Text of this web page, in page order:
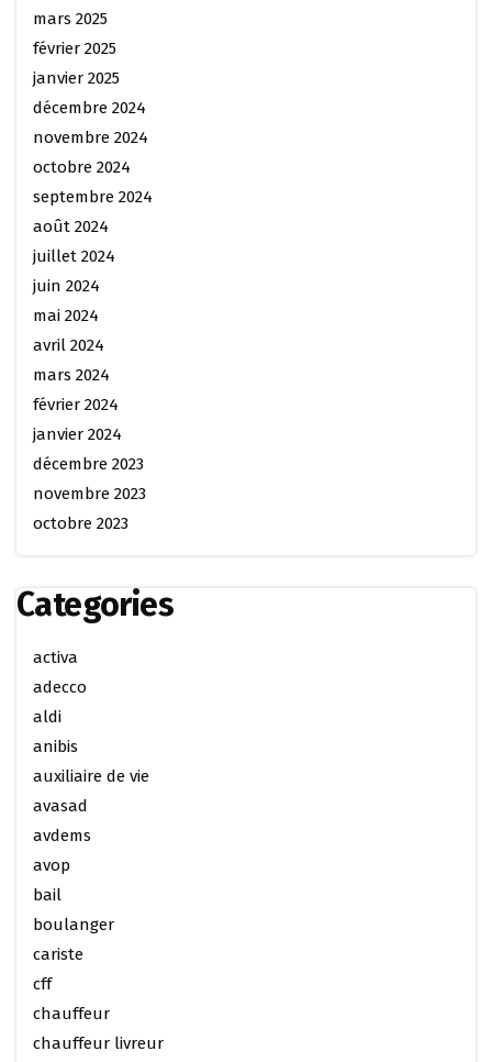
mars 2025
février 2025
janvier 2025
décembre 2024
novembre 2024
octobre 2024
septembre 2024
août 2024
juillet 2024
juin 2024
mai 2024
avril 2024
mars 2024
février 2024
janvier 2024
décembre 2023
novembre 2023
octobre 2023
Categories
activa
adecco
aldi
anibis
auxiliaire de vie
avasad
avdems
avop
bail
boulanger
cariste
cff
chauffeur
chauffeur livreur